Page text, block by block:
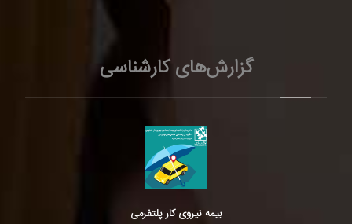
گزارش‌های کارشناسی
بیمه نیروی کار پلتفرمی